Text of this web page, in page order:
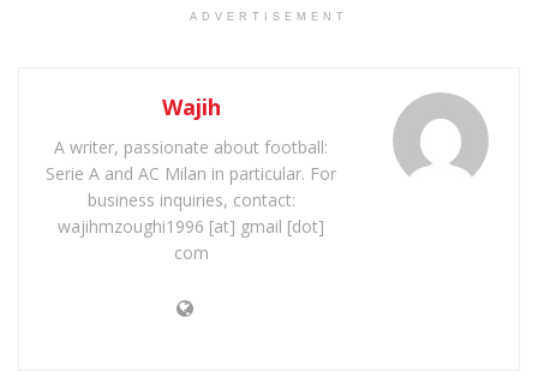
ADVERTISEMENT
Wajih
A writer, passionate about football:
Serie A and AC Milan in particular. For
business inquiries, contact:
wajihmzoughi1996 [at] gmail [dot]
com